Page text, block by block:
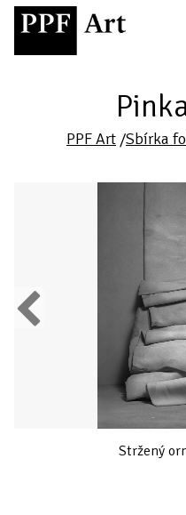
PPF Art /Sbírka
Previous
Stržený